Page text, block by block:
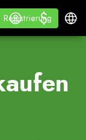
WHITE LABEL
Lernen
Lernen
Registrierung
Registrierung
Anmelden
$
$